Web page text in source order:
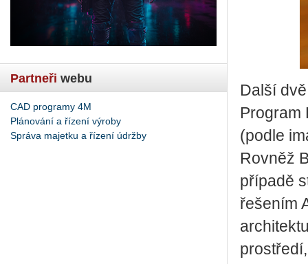
Partneři webu
CAD programy 4M
Plánování a řízení výroby
Správa majetku a řízení údržby
Další
Program
(podle
Rovněž
případě
řešením